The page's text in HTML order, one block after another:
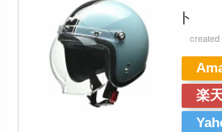
ト
created
楽